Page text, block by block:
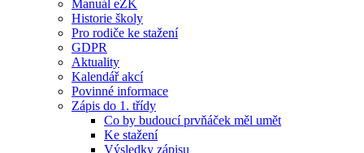
Manuál eŽK
Historie školy
Pro rodiče ke stažení
GDPR
Aktuality
Kalendář akcí
Povinné informace
Zápis do 1. třídy
Co by budoucí prvňáček měl umět
Ke stažení
Výsledky zápisu